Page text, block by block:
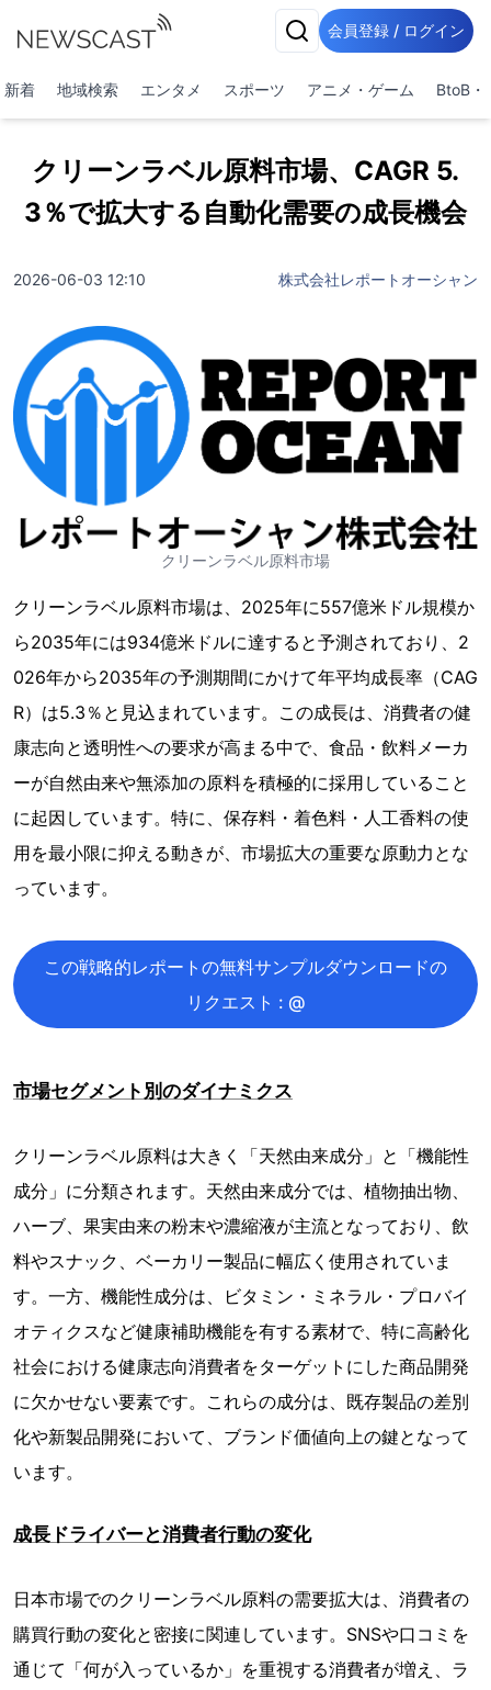
会員登録 / ログイン
新着 地域検索 エンタメ スポーツ アニメ・ゲーム BtoB・
クリーンラベル原料市場、CAGR 5.
3％で拡大する自動化需要の成長機会
2026-06-03 12:10 株式会社レポートオーシャン
クリーンラベル原料市場
クリーンラベル原料市場は、2025年に557億米ドル規模か
ら2035年には934億米ドルに達すると予測されており、2
026年から2035年の予測期間にかけて年平均成長率（CAG
R）は5.3％と見込まれています。この成長は、消費者の健
康志向と透明性への要求が高まる中で、食品・飲料メーカ
ーが自然由来や無添加の原料を積極的に採用していること
に起因しています。特に、保存料・着色料・人工香料の使
用を最小限に抑える動きが、市場拡大の重要な原動力とな
っています。
この戦略的レポートの無料サンプルダウンロードの
リクエスト : @
市場セグメント別のダイナミクス
クリーンラベル原料は大きく「天然由来成分」と「機能性
成分」に分類されます。天然由来成分では、植物抽出物、
ハーブ、果実由来の粉末や濃縮液が主流となっており、飲
料やスナック、ベーカリー製品に幅広く使用されていま
す。一方、機能性成分は、ビタミン・ミネラル・プロバイ
オティクスなど健康補助機能を有する素材で、特に高齢化
社会における健康志向消費者をターゲットにした商品開発
に欠かせない要素です。これらの成分は、既存製品の差別
化や新製品開発において、ブランド価値向上の鍵となって
います。
成長ドライバーと消費者行動の変化
日本市場でのクリーンラベル原料の需要拡大は、消費者の
購買行動の変化と密接に関連しています。SNSや口コミを
通じて「何が入っているか」を重視する消費者が増え、ラ